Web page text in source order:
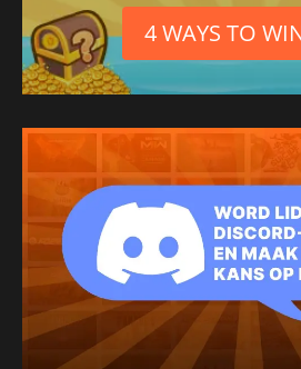
4 WAYS TO